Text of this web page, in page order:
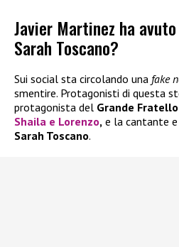
Javier Martinez ha
Sarah Toscano?
Sui social sta circolando una fake
smentire. Protagonisti di questa
protagonista del Grande Fratello
Shaila e Lorenzo, e la cantante
Sarah Toscano.